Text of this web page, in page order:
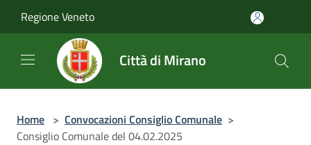
Regione Veneto
Città di Mirano
Home > Convocazioni Consiglio Comunale >
Consiglio Comunale del 04.02.2025